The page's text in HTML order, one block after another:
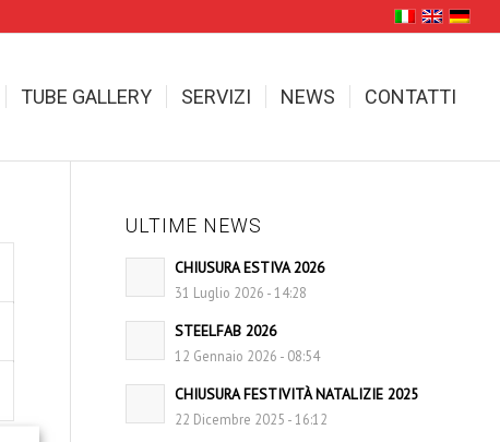
TUBE GALLERY SERVIZI NEWS CONTATTI
ULTIME NEWS
CHIUSURA ESTIVA 2026
31 Luglio 2026 - 14:28
STEELFAB 2026
12 Gennaio 2026 - 08:54
CHIUSURA FESTIVITÀ NATALIZIE 2025
22 Dicembre 2025 - 16:12